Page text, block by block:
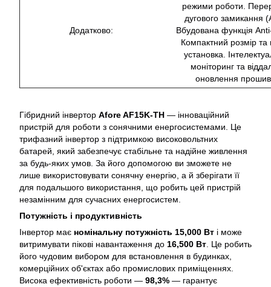
Додатково:
режими роботи.
дугового замикання
Вбудована функція
Компактний розмір та
установка.
моніторинг та
оновлення
Гібридний інвертор Afore AF15K-TH — інноваційний
пристрій для роботи з сонячними енергосистемами. Це
трифазний інвертор з підтримкою високовольтних
батарей, який забезпечує стабільне та надійне живлення
за будь-яких умов. За його допомогою ви зможете не
лише використовувати сонячну енергію, а й зберігати її
для подальшого використання, що робить цей пристрій
незамінним для сучасних енергосистем.
Потужність і продуктивність
Інвертор має номінальну потужність 15,000 Вт і може
витримувати пікові навантаження до 16,500 Вт . Це робить
його чудовим вибором для встановлення в будинках,
комерційних об'єктах або промислових приміщеннях.
Висока ефективність роботи — 98,3% — гарантує